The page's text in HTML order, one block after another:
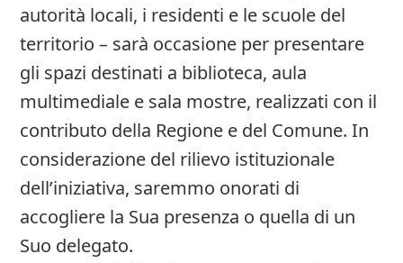
autorità locali, i residenti e le scuole del
territorio – sarà occasione per presentare
gli spazi destinati a biblioteca, aula
multimediale e sala mostre, realizzati con il
contributo della Regione e del Comune. In
considerazione del rilievo istituzionale
dell’iniziativa, saremmo onorati di
accogliere la Sua presenza o quella di un
Suo delegato.